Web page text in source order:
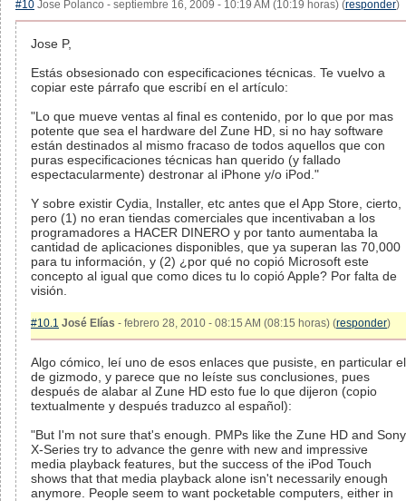
#10 Jose Polanco - septiembre 16, 2009 - 10:19 AM (10:19 horas) (responder)
Jose P,
Estás obsesionado con especificaciones técnicas. Te vuelvo a
copiar este párrafo que escribí en el artículo:
"Lo que mueve ventas al final es contenido, por lo que por mas
potente que sea el hardware del Zune HD, si no hay software
están destinados al mismo fracaso de todos aquellos que con
puras especificaciones técnicas han querido (y fallado
espectacularmente) destronar al iPhone y/o iPod."
Y sobre existir Cydia, Installer, etc antes que el App Store, cierto,
pero (1) no eran tiendas comerciales que incentivaban a los
programadores a HACER DINERO y por tanto aumentaba la
cantidad de aplicaciones disponibles, que ya superan las 70,000
para tu información, y (2) ¿por qué no copió Microsoft este
concepto al igual que como dices tu lo copió Apple? Por falta de
visión.
#10.1 José Elías - febrero 28, 2010 - 08:15 AM (08:15 horas) (responder)
Algo cómico, leí uno de esos enlaces que pusiste, en particular el
de gizmodo, y parece que no leíste sus conclusiones, pues
después de alabar al Zune HD esto fue lo que dijeron (copio
textualmente y después traduzco al español):
"But I'm not sure that's enough. PMPs like the Zune HD and Sony
X-Series try to advance the genre with new and impressive
media playback features, but the success of the iPod Touch
shows that that media playback alone isn't necessarily enough
anymore. People seem to want pocketable computers, either in